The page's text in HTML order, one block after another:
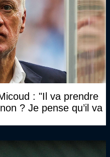
: "Il va prendre
? Je pense qu’il va